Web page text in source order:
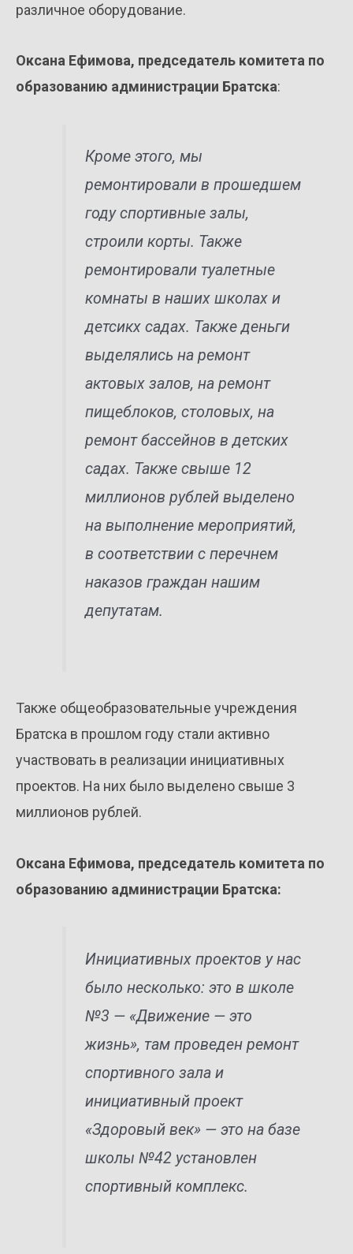
различное оборудование.
Оксана Ефимова, председатель комитета по
образованию администрации Братска:
Кроме этого, мы
ремонтировали в прошедшем
году спортивные залы,
строили корты. Также
ремонтировали туалетные
комнаты в наших школах и
детсикх садах. Также деньги
выделялись на ремонт
актовых залов, на ремонт
пищеблоков, столовых, на
ремонт бассейнов в детских
садах. Также свыше 12
миллионов рублей выделено
на выполнение мероприятий,
в соответствии с перечнем
наказов граждан нашим
депутатам.
Также общеобразовательные учреждения
Братска в прошлом году стали активно
участвовать в реализации инициативных
проектов. На них было выделено свыше 3
миллионов рублей.
Оксана Ефимова, председатель комитета по
образованию администрации Братска:
Инициативных проектов у нас
было несколько: это в школе
№3 — «Движение — это
жизнь», там проведен ремонт
спортивного зала и
инициативный проект
«Здоровый век» — это на базе
школы №42 установлен
спортивный комплекс.